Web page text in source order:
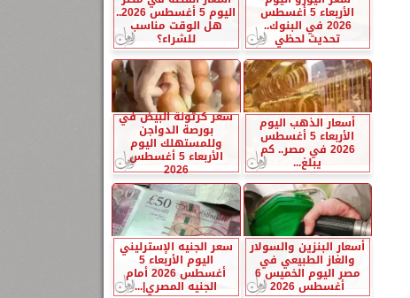
الأربعاء 5 أغسطس
2026 في البنوك..
تحديث لحظي
اليوم 5 أغسطس 2026..
هل الوقت مناسب
للشراء؟
أسعار الذهب اليوم
الأربعاء 5 أغسطس
2026 في مصر.. كم
يبلغ...
سعر كرتونة البيض في
بورصة الدواجن
وللمستهلك اليوم
الأربعاء 5 أغسطس
2026
أسعار البنزين والسولار
والغاز الطبيعي في
مصر اليوم الخميس 6
أغسطس 2026
سعر الجنيه الإسترليني
اليوم الأربعاء 5
أغسطس 2026 أمام
الجنيه المصري|...